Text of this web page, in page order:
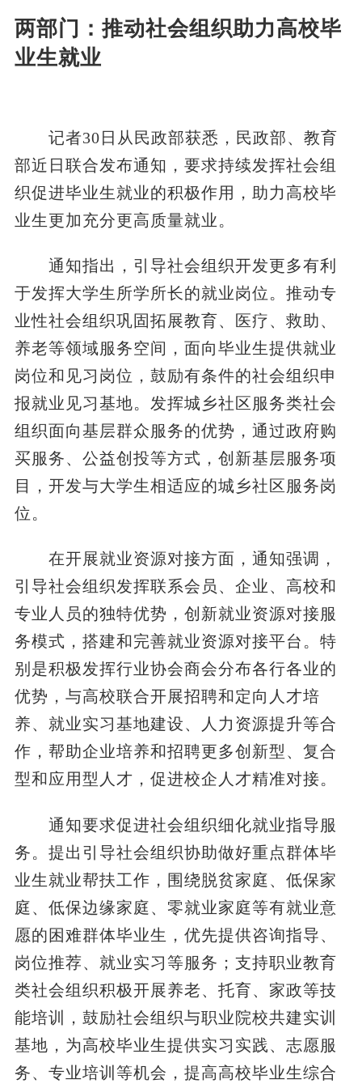
两部门：推动社会组织助力高校毕
业生就业
记者30日从民政部获悉，民政部、教育
部近日联合发布通知，要求持续发挥社会组
织促进毕业生就业的积极作用，助力高校毕
业生更加充分更高质量就业。
通知指出，引导社会组织开发更多有利
于发挥大学生所学所长的就业岗位。推动专
业性社会组织巩固拓展教育、医疗、救助、
养老等领域服务空间，面向毕业生提供就业
岗位和见习岗位，鼓励有条件的社会组织申
报就业见习基地。发挥城乡社区服务类社会
组织面向基层群众服务的优势，通过政府购
买服务、公益创投等方式，创新基层服务项
目，开发与大学生相适应的城乡社区服务岗
位。
在开展就业资源对接方面，通知强调，
引导社会组织发挥联系会员、企业、高校和
专业人员的独特优势，创新就业资源对接服
务模式，搭建和完善就业资源对接平台。特
别是积极发挥行业协会商会分布各行各业的
优势，与高校联合开展招聘和定向人才培
养、就业实习基地建设、人力资源提升等合
作，帮助企业培养和招聘更多创新型、复合
型和应用型人才，促进校企人才精准对接。
通知要求促进社会组织细化就业指导服
务。提出引导社会组织协助做好重点群体毕
业生就业帮扶工作，围绕脱贫家庭、低保家
庭、低保边缘家庭、零就业家庭等有就业意
愿的困难群体毕业生，优先提供咨询指导、
岗位推荐、就业实习等服务；支持职业教育
类社会组织积极开展养老、托育、家政等技
能培训，鼓励社会组织与职业院校共建实训
基地，为高校毕业生提供实习实践、志愿服
务、专业培训等机会，提高高校毕业生综合